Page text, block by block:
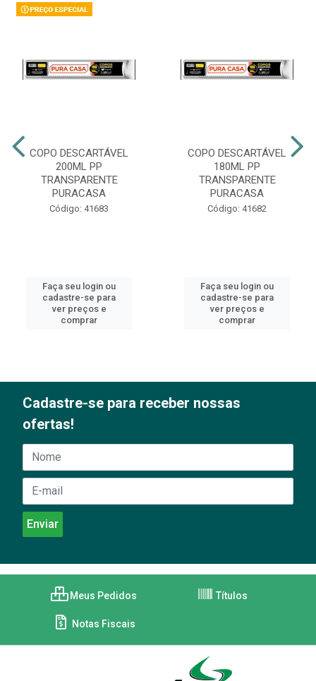
COPO DESCARTÁVEL
200ML PP
TRANSPARENTE
PURACASA
Código: 41683
Faça seu login ou
cadastre-se para
ver preços e
comprar
COPO DESCARTÁVEL
180ML PP
TRANSPARENTE
PURACASA
Código: 41682
Faça seu login ou
cadastre-se para
ver preços e
comprar
Cadastre-se para receber nossas
ofertas!
Meus Pedidos Títulos
Notas Fiscais